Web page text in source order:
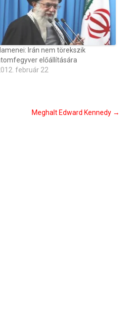
Irán nem törekszik
előállítására
február 22
Meghalt Edward Kennedy →